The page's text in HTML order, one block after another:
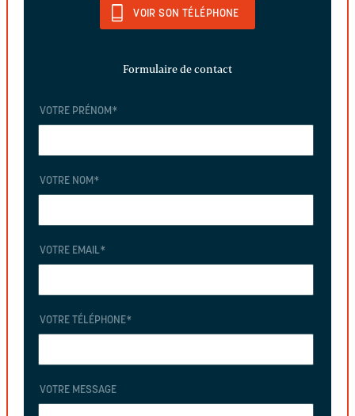
VOIR SON TÉLÉPHONE
Formulaire de contact
VOTRE PRÉNOM *
VOTRE NOM *
VOTRE EMAIL*
VOTRE TÉLÉPHONE*
VOTRE MESSAGE